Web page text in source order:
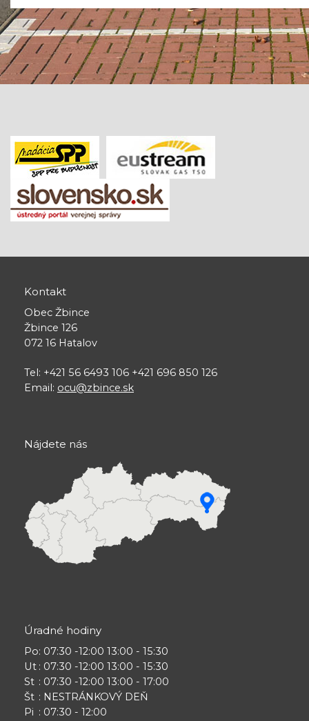
Kontakt
Obec Žbince
Žbince 126
072 16 Hatalov
Tel: +421 56 6493 106 +421 696 850 126
Email: ocu@zbince.sk
Nájdete nás
Úradné hodiny
Po
Ut
St
Št
Pi
: 07:30 -12:00 13:00 - 15:30
: 07:30 -12:00 13:00 - 15:30
: 07:30 -12:00 13:00 - 17:00
: NESTRÁNKOVÝ DEŇ
: 07:30 - 12:00